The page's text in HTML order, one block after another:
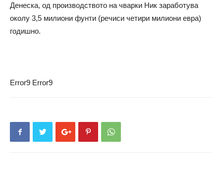
Денеска, од производството на чварки Ник заработува
околу 3,5 милиони фунти (речиси четири милиони евра)
годишно.
Error9 Error9